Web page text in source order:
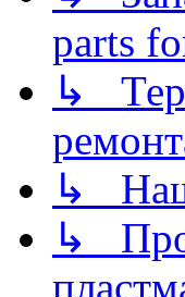
parts
↳
↳
↳